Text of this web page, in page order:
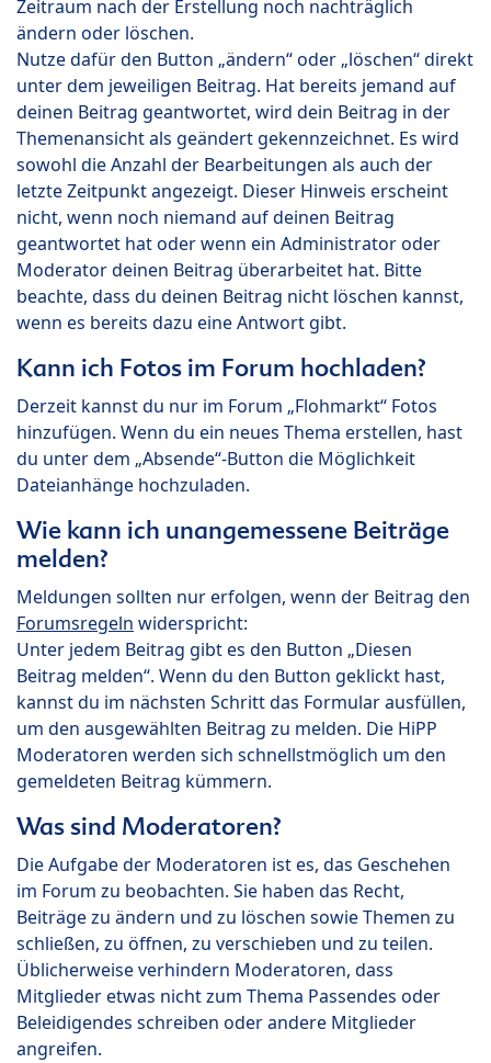
Zeitraum nach der Erstellung noch nachträglich
ändern oder löschen.
Nutze dafür den Button „ändern“ oder „löschen“ direkt
unter dem jeweiligen Beitrag. Hat bereits jemand auf
deinen Beitrag geantwortet, wird dein Beitrag in der
Themenansicht als geändert gekennzeichnet. Es wird
sowohl die Anzahl der Bearbeitungen als auch der
letzte Zeitpunkt angezeigt. Dieser Hinweis erscheint
nicht, wenn noch niemand auf deinen Beitrag
geantwortet hat oder wenn ein Administrator oder
Moderator deinen Beitrag überarbeitet hat. Bitte
beachte, dass du deinen Beitrag nicht löschen kannst,
wenn es bereits dazu eine Antwort gibt.
Kann ich Fotos im Forum hochladen?
Derzeit kannst du nur im Forum „Flohmarkt“ Fotos
hinzufügen. Wenn du ein neues Thema erstellen, hast
du unter dem „Absende“-Button die Möglichkeit
Dateianhänge hochzuladen.
Wie kann ich unangemessene Beiträge
melden?
Meldungen sollten nur erfolgen, wenn der Beitrag den
Forumsregeln widerspricht:
Unter jedem Beitrag gibt es den Button „Diesen
Beitrag melden“. Wenn du den Button geklickt hast,
kannst du im nächsten Schritt das Formular ausfüllen,
um den ausgewählten Beitrag zu melden. Die HiPP
Moderatoren werden sich schnellstmöglich um den
gemeldeten Beitrag kümmern.
Was sind Moderatoren?
Die Aufgabe der Moderatoren ist es, das Geschehen
im Forum zu beobachten. Sie haben das Recht,
Beiträge zu ändern und zu löschen sowie Themen zu
schließen, zu öffnen, zu verschieben und zu teilen.
Üblicherweise verhindern Moderatoren, dass
Mitglieder etwas nicht zum Thema Passendes oder
Beleidigendes schreiben oder andere Mitglieder
angreifen.